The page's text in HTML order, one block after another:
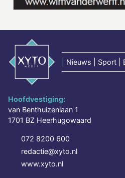
Nieuws | Sport |
Hoofdvestiging:
van Benthuizenlaan 1
1701 BZ Heerhugowaard
072 8200 600
redactie@xyto.nl
www.xyto.nl